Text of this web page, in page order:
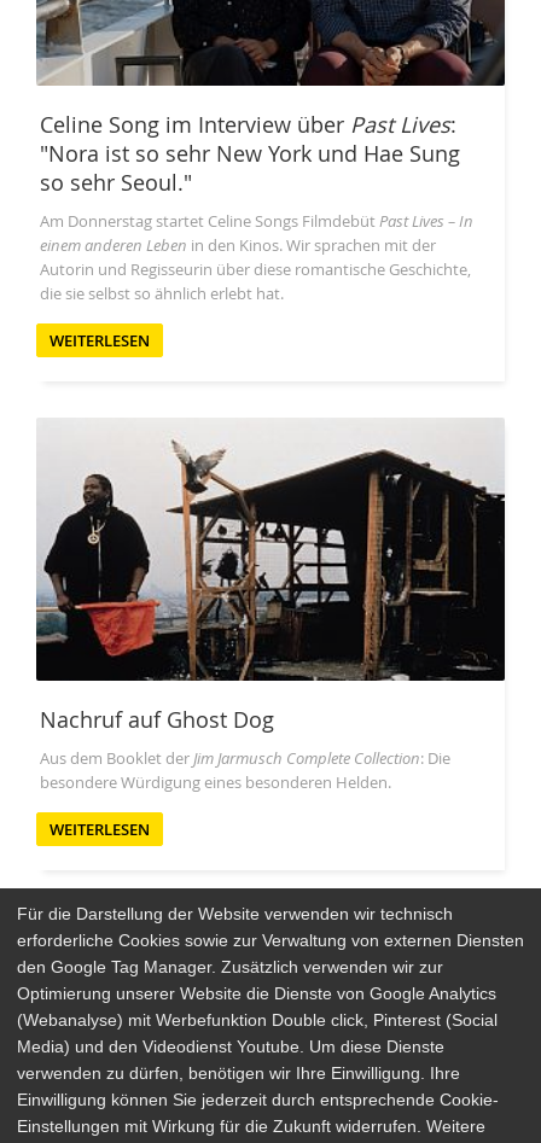
Celine Song im Interview über Past Lives:
"Nora ist so sehr New York und Hae Sung
so sehr Seoul."
Am Donnerstag startet Celine Songs FilmdebütPast Lives – In
einem anderen Leben in den Kinos. Wir sprachen mit der
Autorin und Regisseurin über diese romantische Geschichte,
die sie selbst so ähnlich erlebt hat.
WEITERLESEN
Nachruf auf Ghost Dog
Aus dem Booklet derJim Jarmusch Complete Collection: Die
besondere Würdigung eines besonderen Helden.
WEITERLESEN
Arthaus Stores
Social Media
Detailsuche
Newsletter
Impressum
Datenschutz
Für die Darstellung der Website verwenden wir technisch
erforderliche Cookies sowie zur Verwaltung von externen Diensten
den Google Tag Manager. Zusätzlich verwenden wir zur
Optimierung unserer Website die Dienste von Google Analytics
(Webanalyse) mit Werbefunktion Double click, Pinterest (Social
Media) und den Videodienst Youtube. Um diese Dienste
verwenden zu dürfen, benötigen wir Ihre Einwilligung. Ihre
Einwilligung können Sie jederzeit durch entsprechende Cookie-
Einstellungen mit Wirkung für die Zukunft widerrufen. Weitere